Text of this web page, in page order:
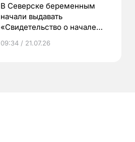
В Северске беременным
начали выдавать
«Свидетельство о начале
09:34 / 21.07.26